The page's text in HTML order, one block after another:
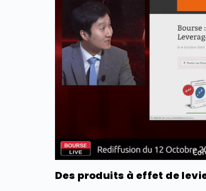
Des produits à effet de